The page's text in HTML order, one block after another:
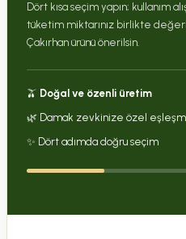
0.0 Puan - 0 Yorum
250,00 TL
Dört kısa seçim yapın; kullanım
tüketim miktarınız birlikte
Çakırhan ürünü önerilsin.
🫒 Doğal ve özenli üretim
🌿 Damak zevkinize özel
✨ Dört adımda doğru seçim